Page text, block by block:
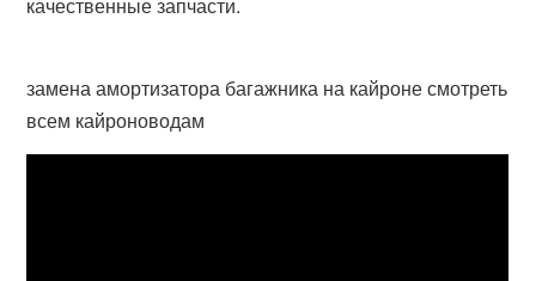
замена амортизатора багажника на кайроне смотреть
всем кайроноводам